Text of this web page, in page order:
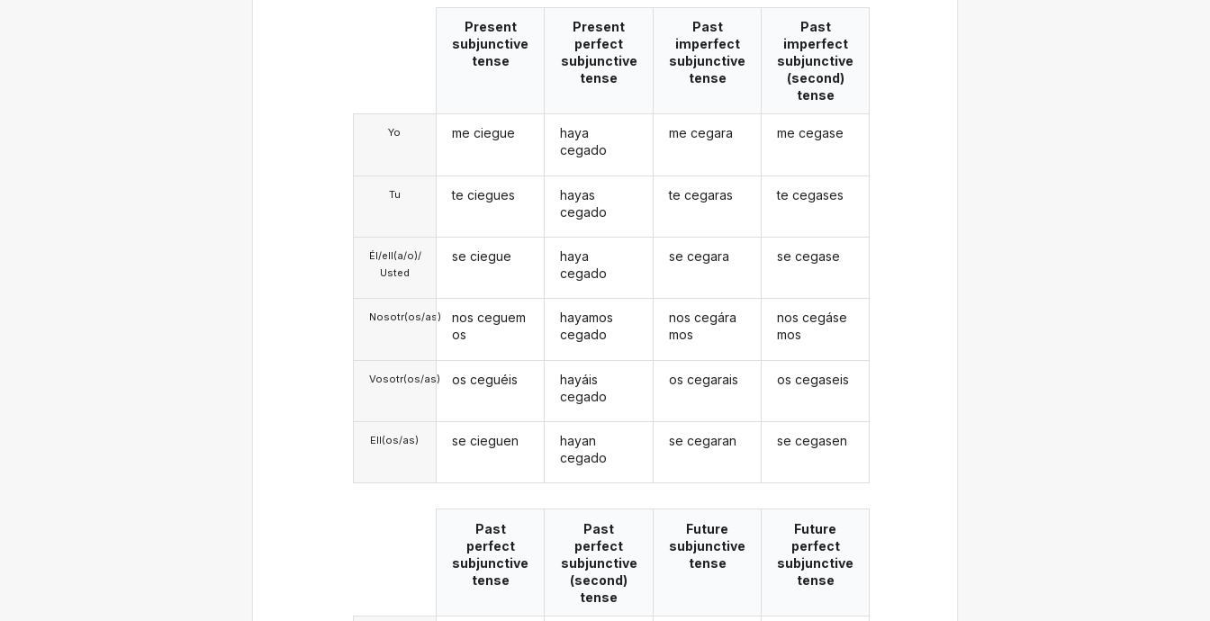
Yo
Tu
Él/ell(a/o)/
Usted
Nosotr(os/as)
Vosotr(os/as)
Ell(os/as)
Present
subjunctive
tense
me ciegue
te ciegues
se ciegue
nos ceguem
os
os ceguéis
se cieguen
Present
perfect
subjunctive
tense
haya
cegado
hayas
cegado
haya
cegado
hayamos
cegado
hayáis
cegado
hayan
cegado
Past
imperfect
subjunctive
tense
me cegara
te cegaras
se cegara
nos cegára
mos
os cegarais
se cegaran
Past
imperfect
subjunctive
(second)
tense
me cegase
te cegases
se cegase
nos cegáse
mos
os cegaseis
se cegasen
Past
perfect
subjunctive
tense
Past
perfect
subjunctive
(second)
tense
Future
subjunctive
tense
Future
perfect
subjunctive
tense